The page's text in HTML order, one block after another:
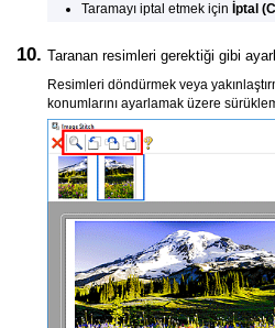
Taramayı iptal etmek için İptal
Taranan resimleri gerektiği gibi
Resimleri döndürmek veya
konumlarını ayarlamak üzere